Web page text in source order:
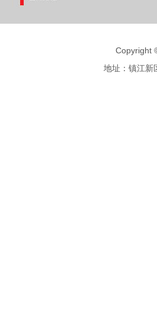
Copyright
地址：镇江